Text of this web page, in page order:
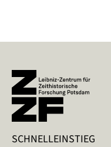
SCHNELLEINSTIEG